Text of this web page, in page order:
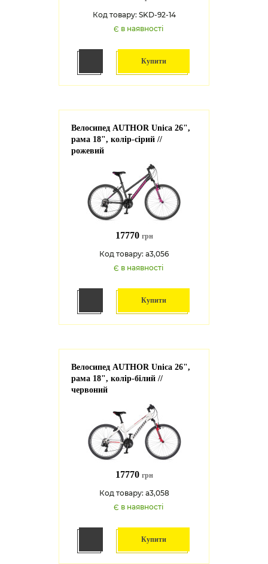
Код товару: SKD-92-14
Є в наявності
Купити
Велосипед AUTHOR Unica 26",
рама 18", колір-сірий //
рожевий
17770 грн
Код товару: a3,056
Є в наявності
Купити
Велосипед AUTHOR Unica 26",
рама 18", колір-білий //
червоний
17770 грн
Код товару: a3,058
Є в наявності
Купити